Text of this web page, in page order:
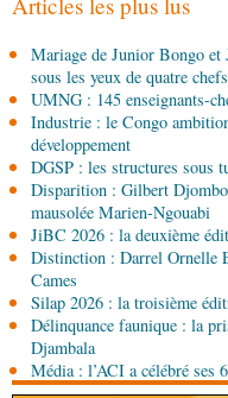
Environnement
l'utilisation d'un
émissions
08-08-2026 01:15
Afrique-Monde
envisagent le
agricole
08-08-2026 01:13
Économie Marché
Société
République du
Mariage de Junior Bongo
sous les yeux de quatre
UMNG : 145 enseignants-
Industrie : le Congo
développement
DGSP : les structures sous
Disparition : Gilbert
mausolée Marien-Ngouabi
JiBC 2026 : la deuxième
Distinction : Darrel Ornelle
Cames
Silap 2026 : la troisième
Délinquance faunique : la
Djambala
Média : l’ACI a célébré ses